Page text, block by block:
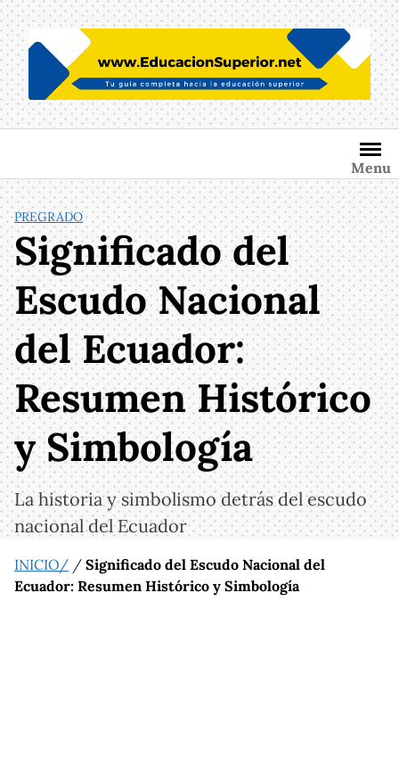
Saltar
al
contenido
Menu
PREGRADO
Significado del
Escudo Nacional
del Ecuador:
Resumen Histórico
y Simbología
La historia y simbolismo detrás del escudo
nacional del Ecuador
INICIO/ / Significado del Escudo Nacional del
Ecuador: Resumen Histórico y Simbología